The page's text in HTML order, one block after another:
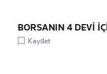
BORSANIN 4 DEVİ
Kaydet